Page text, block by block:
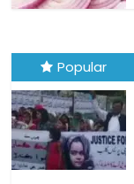
Popular